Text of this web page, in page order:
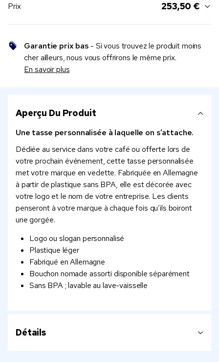
Prix 253,50 €
Garantie prix bas - Si vous trouvez le produit moins
cher ailleurs, nous vous offrirons le même prix.
En savoir plus
Aperçu Du Produit
Une tasse personnalisée à laquelle on s’attache.
Dédiée au service dans votre café ou offerte lors de
votre prochain événement, cette tasse personnalisée
met votre marque en vedette. Fabriquée en Allemagne
à partir de plastique sans BPA, elle est décorée avec
votre logo et le nom de votre entreprise. Les clients
penseront à votre marque à chaque fois qu’ils boiront
une gorgée.
Logo ou slogan personnalisé
Plastique léger
Fabriqué en Allemagne
Bouchon nomade assorti disponible séparément
Sans BPA ; lavable au lave-vaisselle
Détails